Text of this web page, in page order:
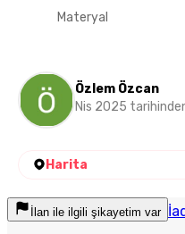
Materyal
Özlem Özcan
Nis 2025
Harita
İlan ile ilgili şikayetim var